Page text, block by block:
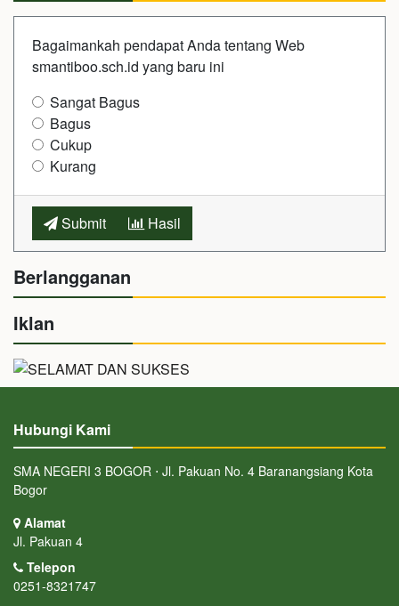
Bagaimankah pendapat Anda tentang Web
smantiboo.sch.id yang baru ini
Sangat Bagus
Bagus
Cukup
Kurang
Submit Hasil
Berlangganan
Iklan
Hubungi Kami
SMA NEGERI 3 BOGOR ⋅ Jl. Pakuan No. 4 Baranangsiang Kota
Bogor
Alamat
Jl. Pakuan 4
Telepon
0251-8321747